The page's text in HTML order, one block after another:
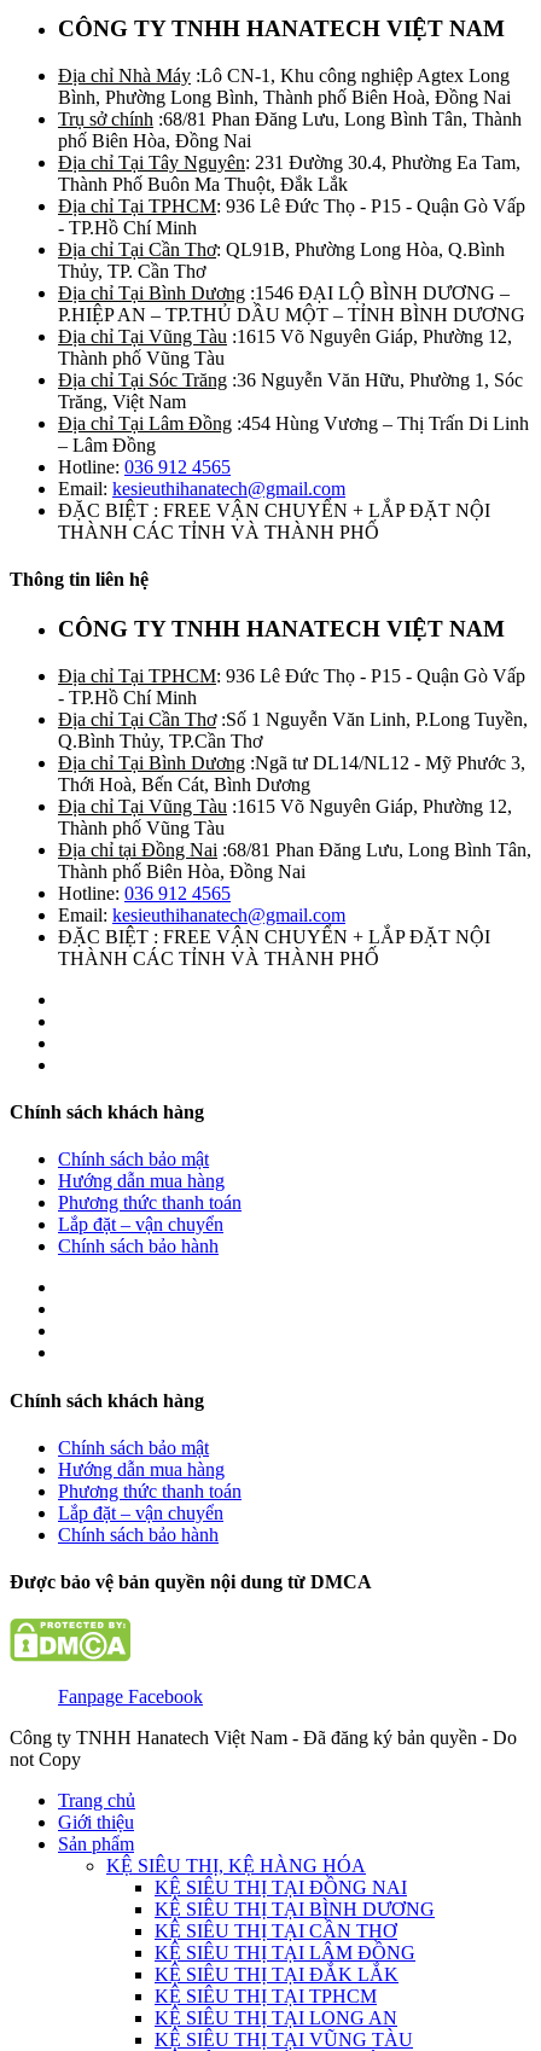
CÔNG TY TNHH HANATECH VIỆT NAM
Địa chỉ Nhà Máy :Lô CN-1, Khu công nghiệp Agtex Long
Bình, Phường Long Bình, Thành phố Biên Hoà, Đồng Nai
Trụ sở chính :68/81 Phan Đăng Lưu, Long Bình Tân, Thành
phố Biên Hòa, Đồng Nai
Địa chỉ Tại Tây Nguyên: 231 Đường 30.4, Phường Ea Tam,
Thành Phố Buôn Ma Thuột, Đắk Lắk
Địa chỉ Tại TPHCM: 936 Lê Đức Thọ - P15 - Quận Gò Vấp
- TP.Hồ Chí Minh
Địa chỉ Tại Cần Thơ: QL91B, Phường Long Hòa, Q.Bình
Thủy, TP. Cần Thơ
Địa chỉ Tại Bình Dương :1546 ĐẠI LỘ BÌNH DƯƠNG –
P.HIỆP AN – TP.THỦ DẦU MỘT – TỈNH BÌNH DƯƠNG
Địa chỉ Tại Vũng Tàu :1615 Võ Nguyên Giáp, Phường 12,
Thành phố Vũng Tàu
Địa chỉ Tại Sóc Trăng :36 Nguyễn Văn Hữu, Phường 1, Sóc
Trăng, Việt Nam
Địa chỉ Tại Lâm Đồng :454 Hùng Vương – Thị Trấn Di Linh
– Lâm Đồng
Hotline: 036 912 4565
Email: kesieuthihanatech@gmail.com
ĐẶC BIỆT : FREE VẬN CHUYỂN + LẮP ĐẶT NỘI
THÀNH CÁC TỈNH VÀ THÀNH PHỐ
Thông tin liên hệ
CÔNG TY TNHH HANATECH VIỆT NAM
Địa chỉ Tại TPHCM: 936 Lê Đức Thọ - P15 - Quận Gò Vấp
- TP.Hồ Chí Minh
Địa chỉ Tại Cần Thơ:Số 1 Nguyễn Văn Linh, P.Long Tuyền,
Q.Bình Thủy, TP.Cần Thơ
Địa chỉ Tại Bình Dương :Ngã tư DL14/NL12 - Mỹ Phước 3,
Thới Hoà, Bến Cát, Bình Dương
Địa chỉ Tại Vũng Tàu :1615 Võ Nguyên Giáp, Phường 12,
Thành phố Vũng Tàu
Địa chỉ tại Đồng Nai :68/81 Phan Đăng Lưu, Long Bình Tân,
Thành phố Biên Hòa, Đồng Nai
Hotline: 036 912 4565
Email: kesieuthihanatech@gmail.com
ĐẶC BIỆT : FREE VẬN CHUYỂN + LẮP ĐẶT NỘI
THÀNH CÁC TỈNH VÀ THÀNH PHỐ
Chính sách khách hàng
Chính sách bảo mật
Hướng dẫn mua hàng
Phương thức thanh toán
Lắp đặt – vận chuyển
Chính sách bảo hành
Chính sách khách hàng
Chính sách bảo mật
Hướng dẫn mua hàng
Phương thức thanh toán
Lắp đặt – vận chuyển
Chính sách bảo hành
Được bảo vệ bản quyền nội dung từ DMCA
Fanpage Facebook
Công ty TNHH Hanatech Việt Nam - Đã đăng ký bản quyền - Do
not Copy
Trang chủ
Giới thiệu
Sản phẩm
KỆ SIÊU THỊ, KỆ HÀNG HÓA
KỆ SIÊU THỊ TẠI ĐỒNG NAI
KỆ SIÊU THỊ TẠI BÌNH DƯƠNG
KỆ SIÊU THỊ TẠI CẦN THƠ
KỆ SIÊU THỊ TẠI LÂM ĐỒNG
KỆ SIÊU THỊ TẠI ĐẮK LẮK
KỆ SIÊU THỊ TẠI TPHCM
KỆ SIÊU THỊ TẠI LONG AN
KỆ SIÊU THỊ TẠI VŨNG TÀU